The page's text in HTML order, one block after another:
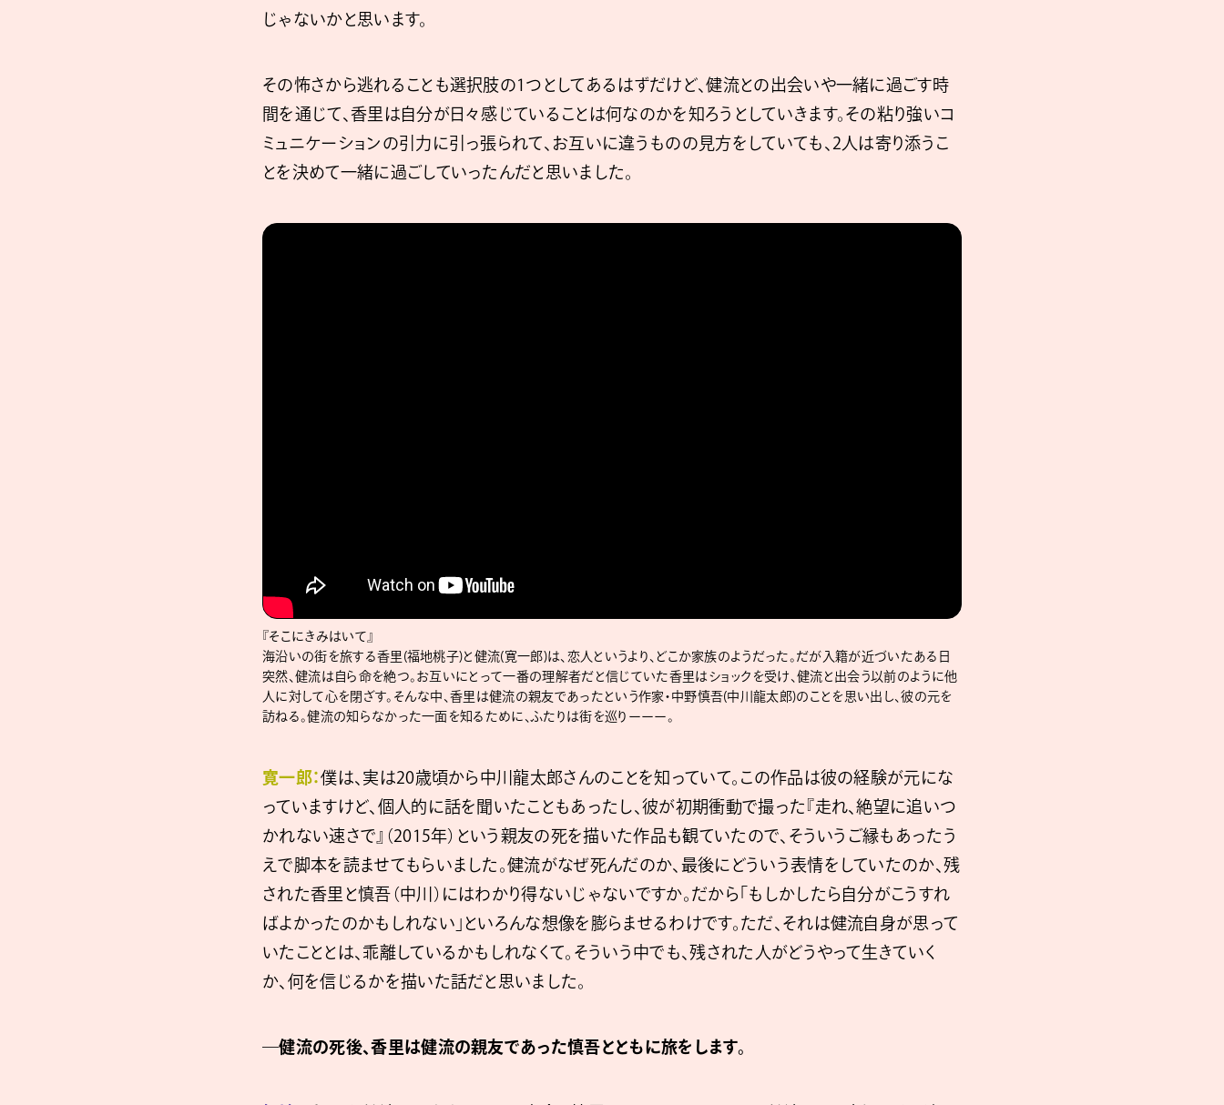
じゃないかと思います。
その怖さから逃れることも選択肢の1つとしてあるはずだけど、健流との出会いや一緒に過ごす時
間を通じて、香里は自分が日々感じていることは何なのかを知ろうとしていきます。その粘り強いコ
ミュニケーションの引力に引っ張られて、お互いに違うものの見方をしていても、2人は寄り添うこ
とを決めて一緒に過ごしていったんだと思いました。
『そこにきみはいて』
海沿いの街を旅する⾹⾥(福地桃⼦)と健流(寛⼀郎)は、恋⼈というより、どこか家族のようだった。だが⼊籍が近づいたある⽇
突然、健流は⾃ら命を絶つ。お互いにとって⼀番の理解者だと信じていた⾹⾥はショックを受け、健流と出会う以前のように他
⼈に対して⼼を閉ざす。そんな中、⾹⾥は健流の親友であったという作家・中野慎吾(中川⿓太郎)のことを思い出し、彼の元を
訪ねる。健流の知らなかった⼀⾯を知るために、ふたりは街を巡りーーー。
寛一郎：僕は、実は20歳頃から中川⿓太郎さんのことを知っていて。この作品は彼の経験が元にな
っていますけど、個人的に話を聞いたこともあったし、彼が初期衝動で撮った『走れ、絶望に追いつ
かれない速さで』（2015年）という親友の死を描いた作品も観ていたので、そういうご縁もあったう
えで脚本を読ませてもらいました。健流がなぜ死んだのか、最後にどういう表情をしていたのか、残
された香里と慎吾（中川）にはわかり得ないじゃないですか。だから「もしかしたら自分がこうすれ
ばよかったのかもしれない」といろんな想像を膨らませるわけです。ただ、それは健流自身が思って
いたこととは、乖離しているかもしれなくて。そういう中でも、残された人がどうやって生きていく
か、何を信じるかを描いた話だと思いました。
―健流の死後、香里は健流の親友であった慎吾とともに旅をします。